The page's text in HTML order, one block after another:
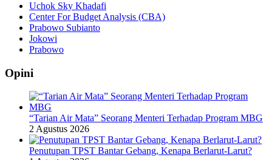
Uchok Sky Khadafi
Center For Budget Analysis (CBA)
Prabowo Subianto
Jokowi
Prabowo
Opini
“Tarian Air Mata” Seorang Menteri Terhadap Program MBG
2 Agustus 2026
Penutupan TPST Bantar Gebang, Kenapa Berlarut-Larut?